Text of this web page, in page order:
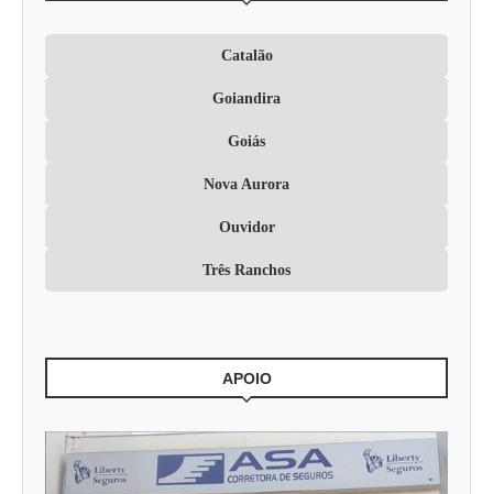
Catalão
Goiandira
Goiás
Nova Aurora
Ouvidor
Três Ranchos
APOIO